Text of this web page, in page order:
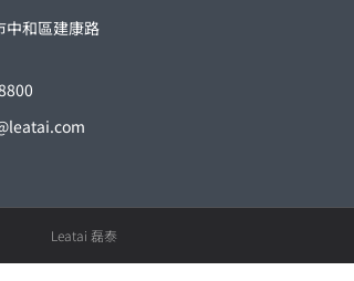
中和區建康路
Leatai 磊泰